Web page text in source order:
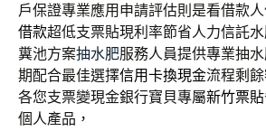
戶保證專業應用申請評估則是看借款
借款超低支票貼現利率節省人力信託
糞池方案抽水肥服務人員提供專業抽
期配合最佳選擇信用卡換現金流程剩
各您支票變現金銀行寶貝專屬新竹票貼
個人產品，